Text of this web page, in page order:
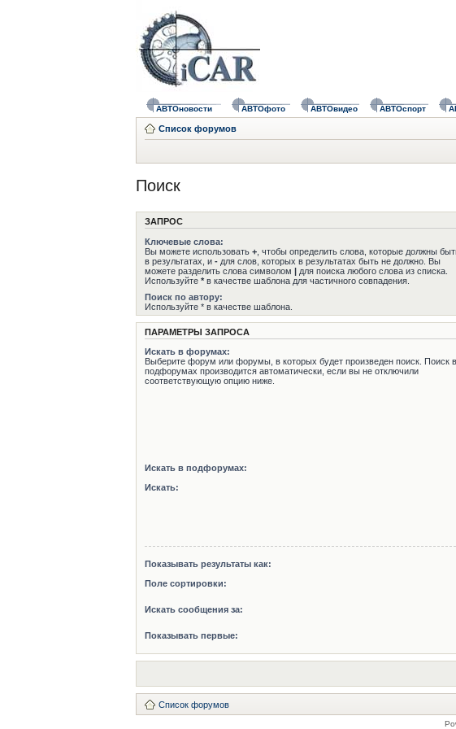
АВТОновости АВТОфото АВТОвидео АВТОспорт
Список форумов
Поиск
ЗАПРОС
Ключевые слова:
Вы можете использовать + , чтобы определить слова, которые должны
в результатах, и - для слов, которых в результатах быть не должно. Вы
можете разделить слова символом | для поиска любого слова из списка.
Используйте * в качестве шаблона для частичного совпадения.
Поиск по автору:
Используйте * в качестве шаблона.
ПАРАМЕТРЫ ЗАПРОСА
Искать в форумах:
Выберите форум или форумы, в которых будет произведен поиск. Поиск в
подфорумах производится автоматически, если вы не отключили
соответствующую опцию ниже.
Искать в подфорумах:
Искать:
Показывать результаты как:
Поле сортировки:
Искать сообщения за:
Показывать первые:
Список форумов